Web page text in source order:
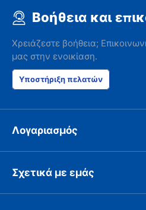
Βοήθεια και
Χρειάζεστε βοήθεια;
μας στην ενοικίαση.
Υποστήριξη πελατών
Λογαριασμός
Σχετικά με εμάς